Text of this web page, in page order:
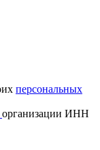
персональных
организации ИНН